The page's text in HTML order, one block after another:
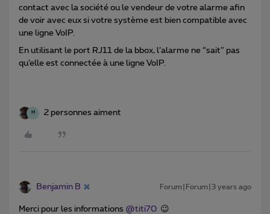
contact avec la société ou le vendeur de votre alarme afin
de voir avec eux si votre système est bien compatible avec
une ligne VoIP.
En utilisant le port RJ11 de la bbox, l’alarme ne “sait” pas
qu’elle est connectée à une ligne VoIP.
M 2 personnes aiment
Benjamin B Forum|Forum|3 years ago
Merci pour les informations @titi70 😉